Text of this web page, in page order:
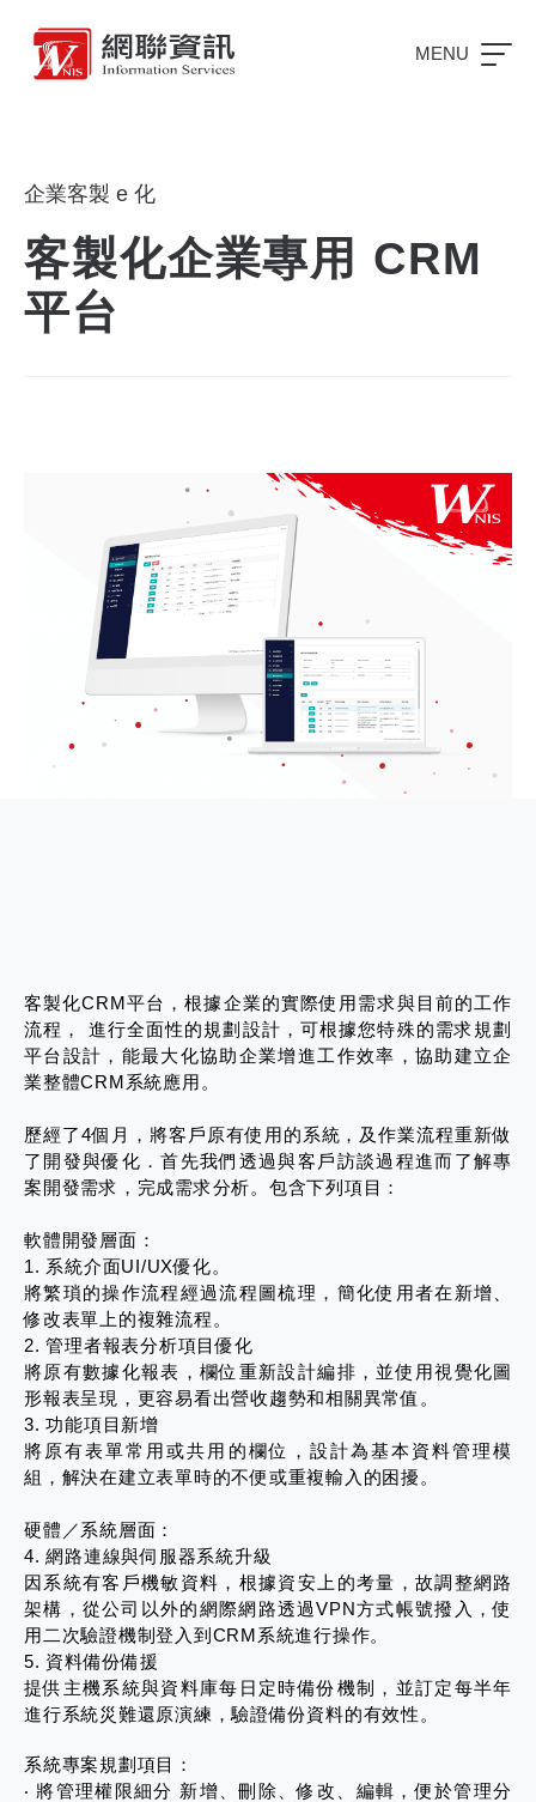
MENU
企業客製 e 化
客製化企業專用 CRM
平台
客製化CRM平台，根據企業的實際使用需求與目前的工作
流程， 進行全面性的規劃設計，可根據您特殊的需求規劃
平台設計，能最大化協助企業增進工作效率，協助建立企
業整體CRM系統應用。
歷經了4個月，將客戶原有使用的系統，及作業流程重新做
了開發與優化．首先我們透過與客戶訪談過程進而了解專
案開發需求，完成需求分析。包含下列項目：
軟體開發層面：
1. 系統介面UI/UX優化。
將繁瑣的操作流程經過流程圖梳理，簡化使用者在新增、
修改表單上的複雜流程。
2. 管理者報表分析項目優化
將原有數據化報表，欄位重新設計編排，並使用視覺化圖
形報表呈現，更容易看出營收趨勢和相關異常值。
3. 功能項目新增
將原有表單常用或共用的欄位，設計為基本資料管理模
組，解決在建立表單時的不便或重複輸入的困擾。
硬體／系統層面：
4. 網路連線與伺服器系統升級
因系統有客戶機敏資料，根據資安上的考量，故調整網路
架構，從公司以外的網際網路透過VPN方式帳號撥入，使
用二次驗證機制登入到CRM系統進行操作。
5. 資料備份備援
提供主機系統與資料庫每日定時備份機制，並訂定每半年
進行系統災難還原演練，驗證備份資料的有效性。
系統專案規劃項目：
‧ 將管理權限細分 新增、刪除、修改、編輯，便於管理分